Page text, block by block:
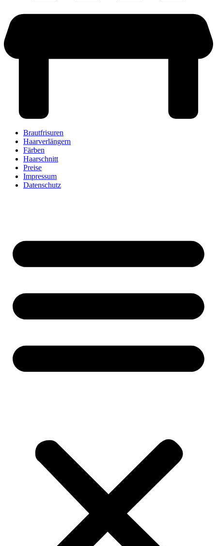
Brautfrisuren
Haarverlängern
Färben
Haarschnitt
Preise
Impressum
Datenschutz